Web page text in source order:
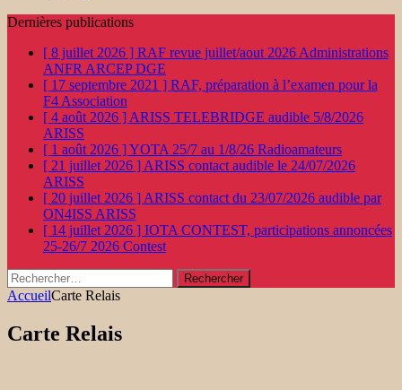
Dernières publications
[ 8 juillet 2026 ] RAF revue juillet/aout 2026 Administrations
ANFR ARCEP DGE
[ 17 septembre 2021 ] RAF, préparation à l’examen pour la
F4 Association
[ 4 août 2026 ] ARISS TELEBRIDGE audible 5/8/2026
ARISS
[ 1 août 2026 ]YOTA 25/7 au 1/8/26 Radioamateurs
[ 21 juillet 2026 ] ARISS contact audible le 24/07/2026
ARISS
[ 20 juillet 2026 ] ARISS contact du 23/07/2026 audible par
ON4ISS ARISS
[ 14 juillet 2026 ] IOTA CONTEST, participations annoncées
25-26/7 2026 Contest
Rechercher :
AccueilCarte Relais
Carte Relais